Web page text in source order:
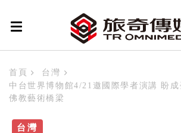
首頁
台灣
中台世界博物館4/21邀國際學者演講 盼成
佛教藝術橋梁
台灣